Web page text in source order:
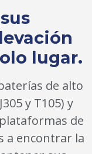
lugar.
de alto
y T105) y
de
a encontrar la